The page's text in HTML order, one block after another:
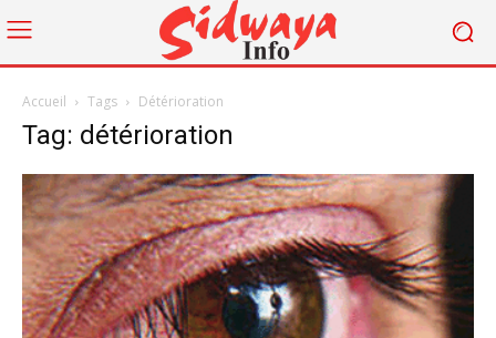
Accueil Tags Détérioration
Tag: détérioration